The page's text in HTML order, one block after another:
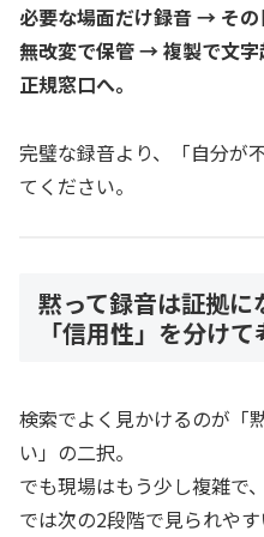
必要な場面だけ録音 → そ
無改変で保管 → 複製で文
正規窓口へ。
完璧な録音より、「自分が
てください。
黙って録音は証拠に
「信用性」を分けて
検索でよく見かけるのが「
い」の二択。
でも現場はもう少し複雑で
では次の2段階で見られやす